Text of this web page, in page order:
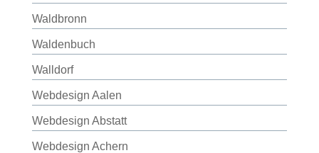
Waldbronn
Waldenbuch
Walldorf
Webdesign Aalen
Webdesign Abstatt
Webdesign Achern